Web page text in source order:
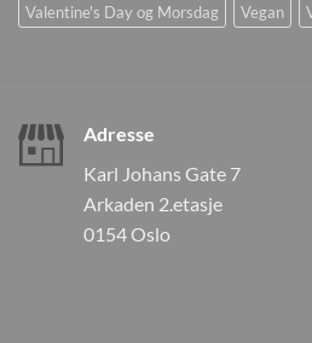
Valentine's Day og Morsdag
Vegan
Adresse
Karl Johans Gate 7
Arkaden 2.etasje
0154 Oslo